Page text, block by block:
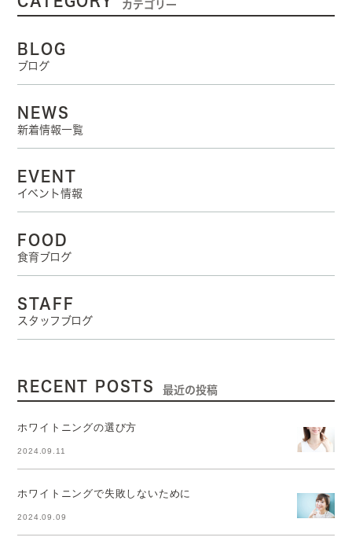
カテゴリー
BLOG
ブログ
NEWS
新着情報一覧
EVENT
イベント情報
FOOD
食育ブログ
STAFF
スタッフブログ
RECENT POSTS 最近の投稿
ホワイトニングの選び方
2024.09.11
ホワイトニングで失敗しないために
2024.09.09